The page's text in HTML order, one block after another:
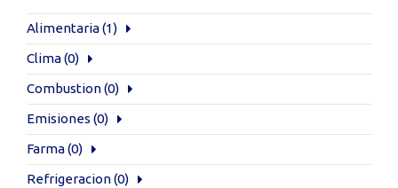
Alimentaria(1)
Clima(0)
Combustion(0)
Emisiones (0)
Farma(0)
Refrigeracion(0)